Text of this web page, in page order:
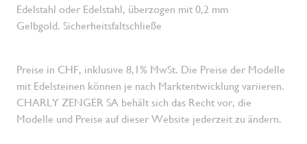
Edelstahl oder Edelstahl, überzogen mit 0,2 mm
Gelbgold. Sicherheitsfaltschließe
Preise in CHF, inklusive 8,1% MwSt. Die Preise der Modelle
mit Edelsteinen können je nach Marktentwicklung variieren.
CHARLY ZENGER SA behält sich das Recht vor, die
Modelle und Preise auf dieser Website jederzeit zu ändern.